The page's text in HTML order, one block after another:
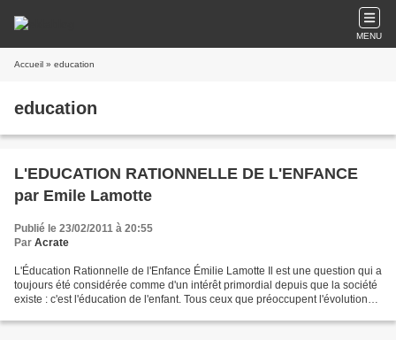
MENU
Accueil » education
education
L'EDUCATION RATIONNELLE DE L'ENFANCE
par Emile Lamotte
Publié le 23/02/2011 à 20:55
Par Acrate
L'Éducation Rationnelle de l'Enfance Émilie Lamotte Il est une question qui a
toujours été considérée comme d'un intérêt primordial depuis que la société
existe : c'est l'éducation de l'enfant. Tous ceux que préoccupent l'évolution